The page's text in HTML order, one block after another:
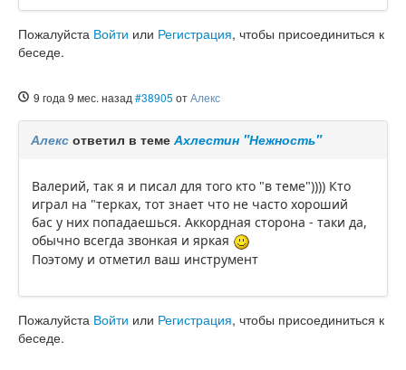
Пожалуйста Войти или Регистрация, чтобы присоединиться к
беседе.
9 года 9 мес. назад #38905 отАлекс
Алекс ответил в теме Ахлестин "Нежность"
Валерий, так я и писал для того кто "в теме")))) Кто
играл на "терках, тот знает что не часто хороший
бас у них попадаешься. Аккордная сторона - таки да,
обычно всегда звонкая и яркая
Поэтому и отметил ваш инструмент
Пожалуйста Войти или Регистрация, чтобы присоединиться к
беседе.